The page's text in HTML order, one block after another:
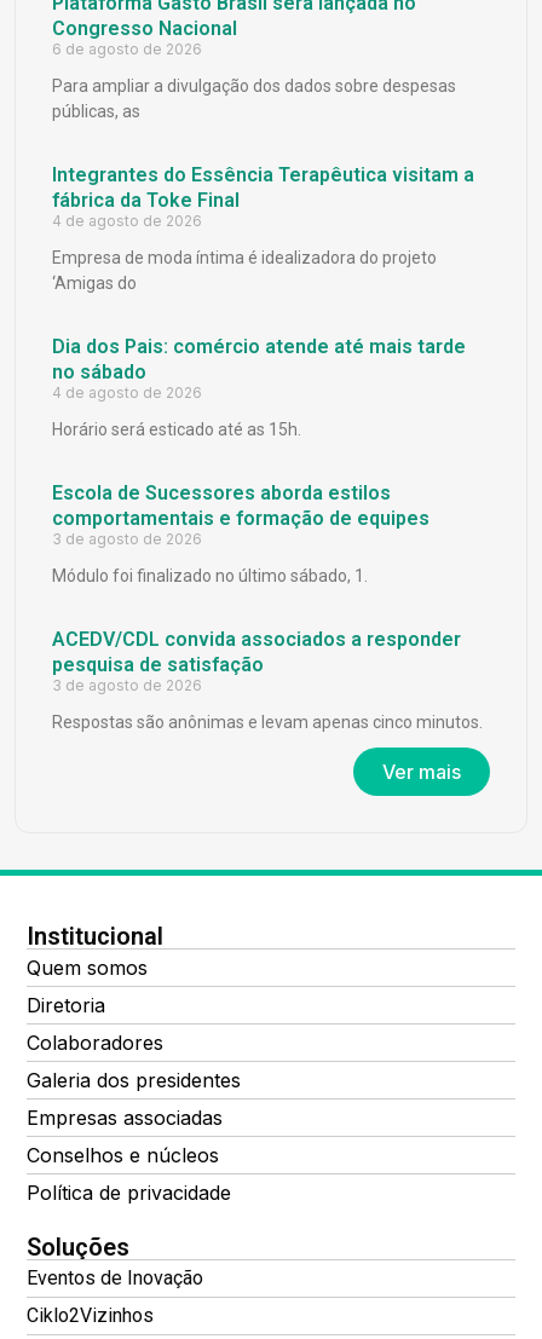
Congresso Nacional
6 de agosto de 2026
Para ampliar a divulgação dos dados sobre despesas
públicas, as
Integrantes do Essência Terapêutica visitam a
fábrica da Toke Final
4 de agosto de 2026
Empresa de moda íntima é idealizadora do projeto
‘Amigas do
Dia dos Pais: comércio atende até mais tarde
no sábado
4 de agosto de 2026
Horário será esticado até as 15h.
Escola de Sucessores aborda estilos
comportamentais e formação de equipes
3 de agosto de 2026
Módulo foi finalizado no último sábado, 1.
ACEDV/CDL convida associados a responder
pesquisa de satisfação
3 de agosto de 2026
Respostas são anônimas e levam apenas cinco minutos.
Ver mais
Institucional
Quem somos
Diretoria
Colaboradores
Galeria dos presidentes
Empresas associadas
Conselhos e núcleos
Política de privacidade
Soluções
Eventos de Inovação
Ciklo2Vizinhos